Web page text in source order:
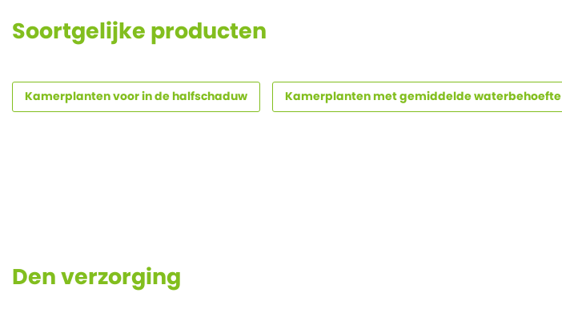
Soortgelijke producten
Kamerplanten voor in de halfschaduw Kamerplanten met gemiddelde waterbehoefte
Den verzorging